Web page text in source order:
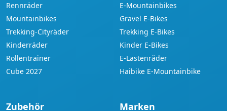
Rennräder
Mountainbikes
Trekking-Cityräder
Kinderräder
Rollentrainer
Cube 2027
E-Mountainbikes
Gravel E-Bikes
Trekking E-Bikes
Kinder E-Bikes
E-Lastenräder
Haibike E-Mountainbike
Zubehör Marken